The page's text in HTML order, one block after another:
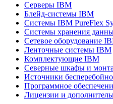
Серверы IBM
Блейд-системы IBM
Системы IBM PureFlex
Системы хранения
Сетевое оборудование
Ленточные системы IBM
Комплектующие IBM
Северные шкафы и
Источники
Программное
Лицензии и